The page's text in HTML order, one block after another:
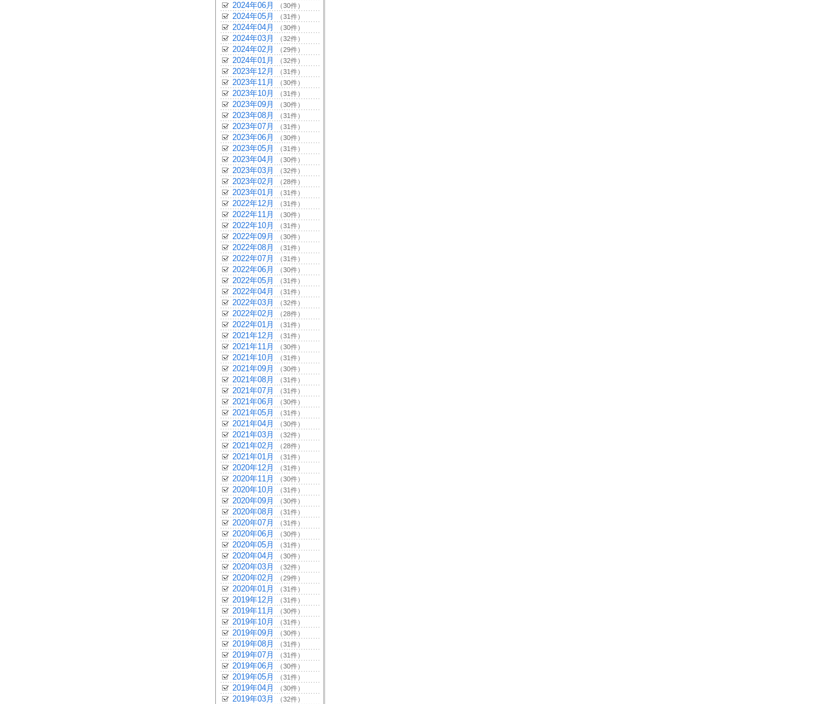
2024年06月 （30件）
2024年05月 （31件）
2024年04月 （30件）
2024年03月 （32件）
2024年02月 （29件）
2024年01月 （32件）
2023年12月 （31件）
2023年11月 （30件）
2023年10月 （31件）
2023年09月 （30件）
2023年08月 （31件）
2023年07月 （31件）
2023年06月 （30件）
2023年05月 （31件）
2023年04月 （30件）
2023年03月 （32件）
2023年02月 （28件）
2023年01月 （31件）
2022年12月 （31件）
2022年11月 （30件）
2022年10月 （31件）
2022年09月 （30件）
2022年08月 （31件）
2022年07月 （31件）
2022年06月 （30件）
2022年05月 （31件）
2022年04月 （31件）
2022年03月 （32件）
2022年02月 （28件）
2022年01月 （31件）
2021年12月 （31件）
2021年11月 （30件）
2021年10月 （31件）
2021年09月 （30件）
2021年08月 （31件）
2021年07月 （31件）
2021年06月 （30件）
2021年05月 （31件）
2021年04月 （30件）
2021年03月 （32件）
2021年02月 （28件）
2021年01月 （31件）
2020年12月 （31件）
2020年11月 （30件）
2020年10月 （31件）
2020年09月 （30件）
2020年08月 （31件）
2020年07月 （31件）
2020年06月 （30件）
2020年05月 （31件）
2020年04月 （30件）
2020年03月 （32件）
2020年02月 （29件）
2020年01月 （31件）
2019年12月 （31件）
2019年11月 （30件）
2019年10月 （31件）
2019年09月 （30件）
2019年08月 （31件）
2019年07月 （31件）
2019年06月 （30件）
2019年05月 （31件）
2019年04月 （30件）
2019年03月 （32件）